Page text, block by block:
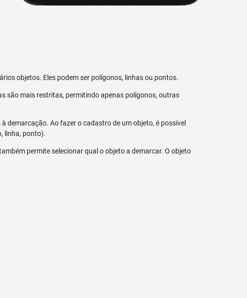
objetos. Eles podem ser polígonos, linhas ou pontos.
são mais restritas, permitindo apenas polígonos, outras
demarcação. Ao fazer o cadastro de um objeto, é possível
linha, ponto).
permite selecionar qual o objeto a demarcar. O objeto